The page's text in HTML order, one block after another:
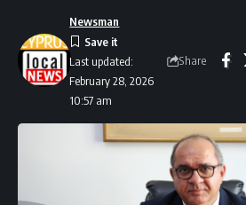
Last updated:
February 28, 2026
10:57 am
Newsman
Share